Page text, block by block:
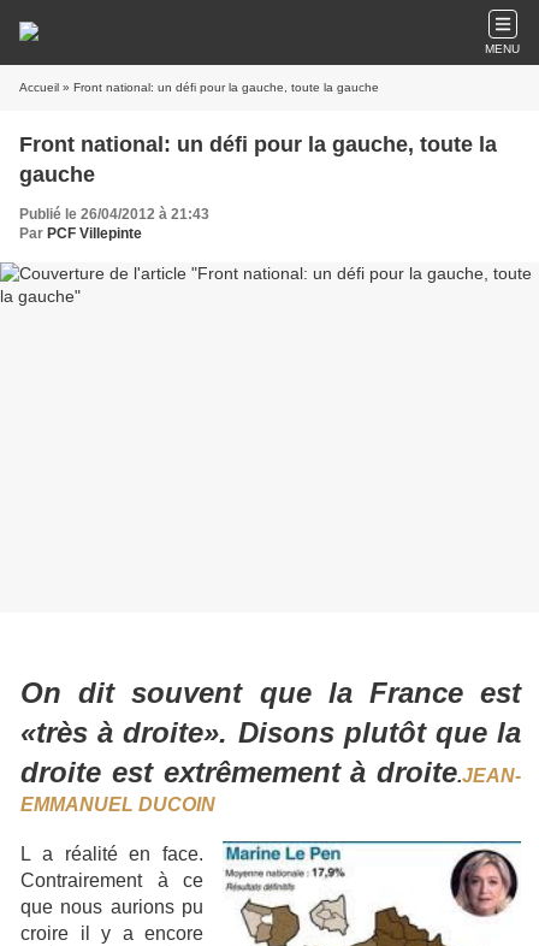
MENU
Accueil » Front national: un défi pour la gauche, toute la gauche
Front national: un défi pour la gauche, toute la
gauche
Publié le 26/04/2012 à 21:43
Par PCF Villepinte
On dit souvent que la France est
«très à droite». Disons plutôt que la
droite est extrêmement à droite.JEAN-
EMMANUEL DUCOIN
L a réalité en face.
Contrairement à ce
que nous aurions pu
croire il y a encore